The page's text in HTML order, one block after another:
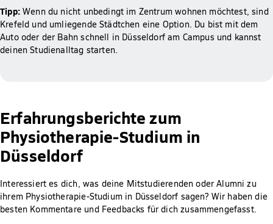
Tipp:Wenn du nicht unbedingt im Zentrum wohnen möchtest, sind
Krefeld und umliegende Städtchen eine Option. Du bist mit dem
Auto oder der Bahn schnell in Düsseldorf am Campus und kannst
deinen Studienalltag starten.
Erfahrungsberichte zum
Physiotherapie-Studium in
Düsseldorf
Interessiert es dich, was deine Mitstudierenden oder Alumni zu
ihrem Physiotherapie-Studium in Düsseldorf sagen? Wir haben die
besten Kommentare und Feedbacks für dich zusammengefasst.